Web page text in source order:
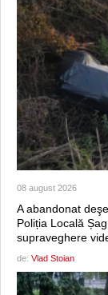
08 august 2026
A abandonat
Poliția Locală
supraveghere
de: Vlad Stoian